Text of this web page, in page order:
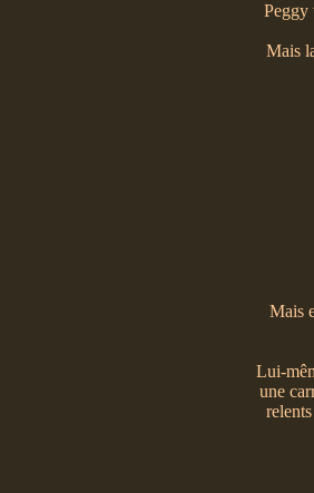
Peggy
Mais
Mais
Lui-
une